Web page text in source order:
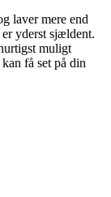
laver mere end
yderst sjældent.
muligt
få set på din